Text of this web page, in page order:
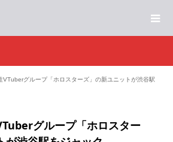
VTuberグループ「ホロスターズ」の新ユニットが渋谷駅
グループ「ホロスター